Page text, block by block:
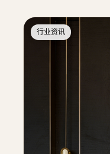
行业资讯